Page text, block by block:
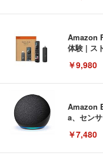
Amazon
体験 | ス
￥9,980
Amazon
a、セン
￥7,480